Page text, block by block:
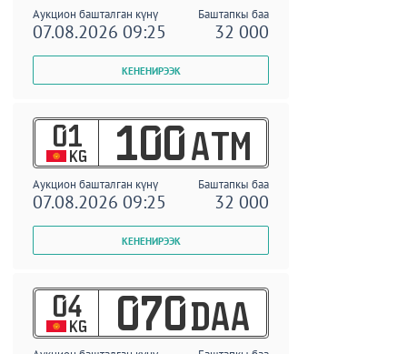
Аукцион башталган күнү Баштапкы баа
07.08.2026 09:25 32 000
01
KG 100 ATM
Аукцион башталган күнү Баштапкы баа
07.08.2026 09:25 32 000
04
KG 070 DAA